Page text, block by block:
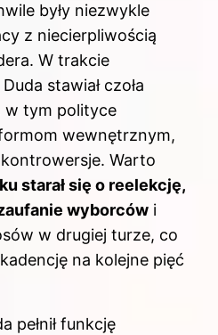
były niezwykle
z niecierpliwością
W trakcie
stawiał czoła
w tym polityce
wewnętrznym,
Warto
starał się o reelekcję,
wyborców i
w drugiej turze, co
na kolejne pięć
pełnił funkcję